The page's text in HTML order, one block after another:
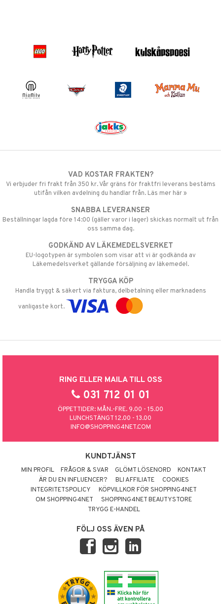
VAD KOSTAR FRAKTEN?
Vi erbjuder fri frakt från 350 kr. Vår gräns för fraktfri leverans bestäms
utifån vilken avdelning du handlar från. Läs mer här »
SNABBA LEVERANSER
Beställningar lagda före 14:00 (gäller varor i lager) skickas normalt ut från
oss samma dag.
GODKÄND AV LÄKEMEDELSVERKET
EU-logotypen är symbolen som visar att vi är godkända av
Läkemedelsverket gällande försäljning av läkemedel.
TRYGGA KÖP
Handla tryggt & säkert via faktura, delbetalning eller marknadens
vanligaste kort.
RING ELLER MAILA TILL OSS
031 712 01 01
ÖPPETTIDER: MÅN.-FRE. 9.00 - 15.00
LUNCHSTÄNGT 12.00 - 13.00
INFO@SHOPPING4NET.COM
KUNDTJÄNST
MIN PROFIL FRÅGOR & SVAR GLÖMT LÖSENORD
KONTAKT
ÄR DU EN INFLUENCER?
BLI AFFILIATE
COOKIES
INTEGRITETSPOLICY
KÖPVILLKOR FÖR SHOPPING4NET
OM SHOPPING4NET
SHOPPING4NET BEAUTYSTORE
TRYGG E-HANDEL
FÖLJ OSS ÄVEN PÅ